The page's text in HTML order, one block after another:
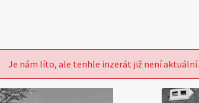
Je nám líto, ale tenhle inzerát již není aktuální.